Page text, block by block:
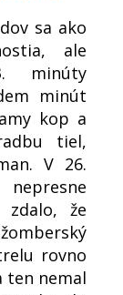
sa ako
ale
minúty
minút
kop a
tiel,
V 26.
zdalo, že
rovno
ten nemal